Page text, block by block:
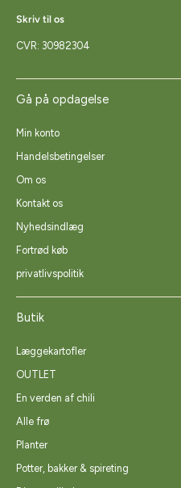
Skriv til os
CVR: 30982304
Gå på opdagelse
Min konto
Handelsbetingelser
Om os
Kontakt os
Nyhedsindlæg
Fortrød køb
privatlivspolitik
Butik
Læggekartofler
OUTLET
En verden af chili
Alle frø
Planter
Potter, bakker & spireting